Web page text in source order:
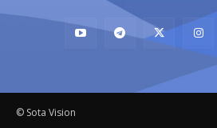
© Sota Vision